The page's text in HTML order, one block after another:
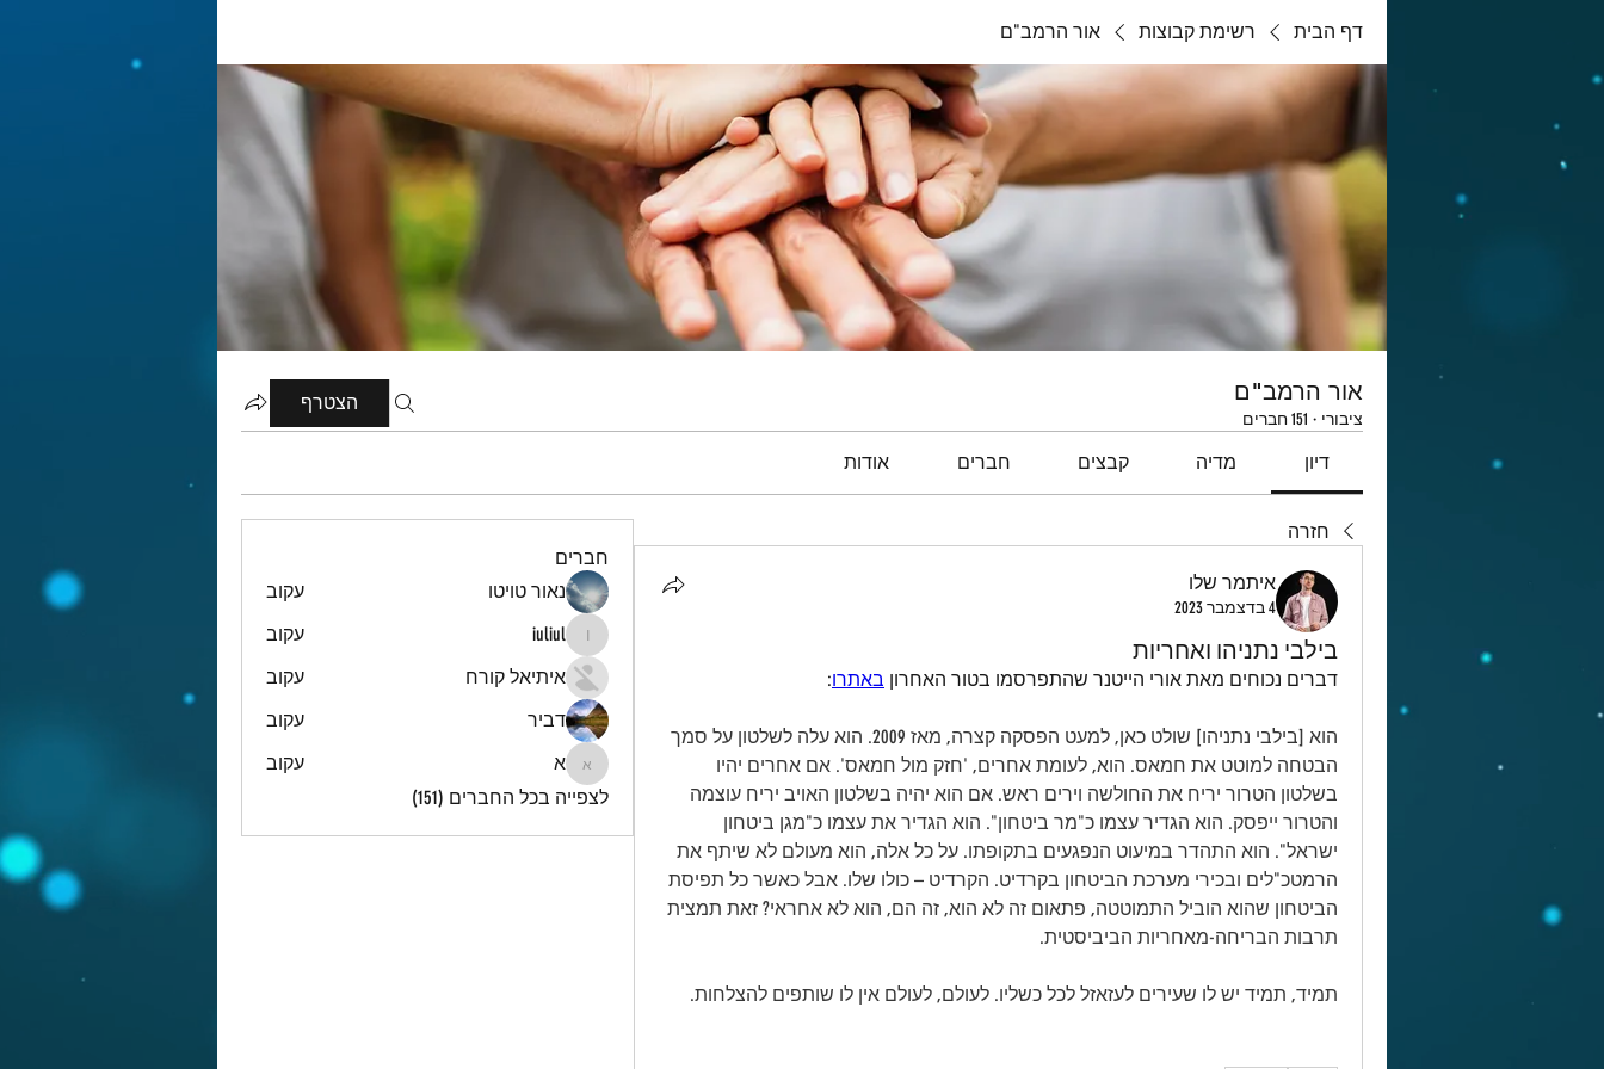
דף הבית רשימת קבוצות אור הרמב"ם
אור הרמב"ם
ציבורי · 151 חברים
הצטרף
דיון מדיה קבצים חברים אודות
חזרה
איתמר שלו
4 בדצמבר 2023
בילבי נתניהו ואחריות
דברים נכוחים מאת אורי הייטנר שהתפרסמו בטור האחרון באתרו:
תרבות הבריחה-מאחריות הביביסטית.
תמיד, תמיד יש לו שעירים לעזאזל לכל כשליו. לעולם, לעולם אין לו שותפים להצלחות.
חברים
נאור טויטו
עקוב
iuliul
iuliul
עקוב
איתיאל קורח
עקוב
דביר
עקוב
א
עקוב
לצפייה בכל החברים (151)